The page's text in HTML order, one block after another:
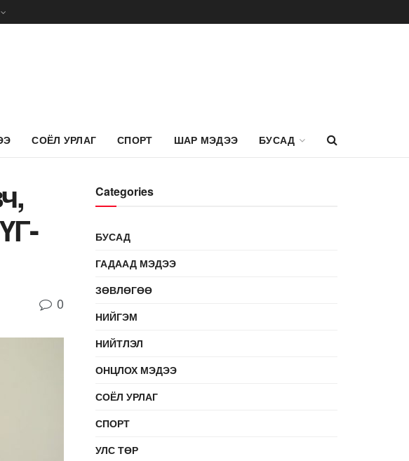
СОЁЛ УРЛАГ СПОРТ ШАР МЭДЭЭ БУСАД
0
Categories
БУСАД
ГАДААД МЭДЭЭ
ЗӨВЛӨГӨӨ
НИЙГЭМ
НИЙТЛЭЛ
ОНЦЛОХ МЭДЭЭ
СОЁЛ УРЛАГ
СПОРТ
УЛС ТӨР